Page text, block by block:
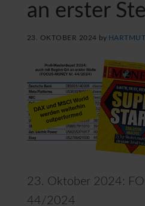
an erster
23. OKTOBER 2024 by
23. Oktober 2024:
44/2024